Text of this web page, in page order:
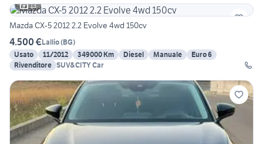
13
Mazda CX-5 2012 2.2 Evolve 4wd 150cv
4.500 €Lallio(BG)
Usato
11/2012 349000 Km Diesel Manuale
Euro 6
Rivenditore SUV&CITY Car